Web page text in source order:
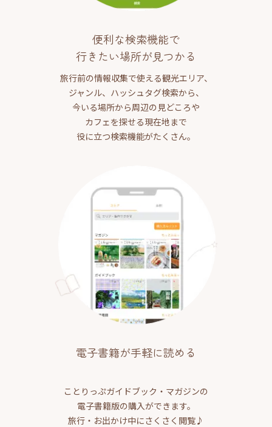
便利な検索機能で
行きたい場所が見つかる
旅行前の情報収集で使える観光エリア、
ジャンル、ハッシュタグ検索から、
今いる場所から周辺の見どころや
カフェを探せる現在地まで
役に立つ検索機能がたくさん。
電子書籍が手軽に読める
ことりっぷガイドブック・マガジンの
電子書籍版の購入ができます。
旅行・お出かけ中にさくさく閲覧♪